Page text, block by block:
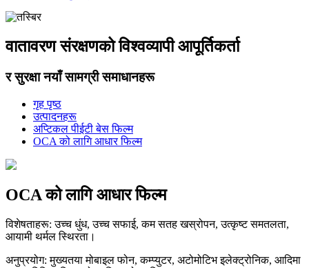
वातावरण संरक्षणको विश्वव्यापी आपूर्तिकर्ता
र सुरक्षा नयाँ सामग्री समाधानहरू
गृह पृष्ठ
उत्पादनहरू
अप्टिकल पीईटी बेस फिल्म
OCA को लागि आधार फिल्म
OCA को लागि आधार फिल्म
विशेषताहरू: उच्च धुंध, उच्च सफाई, कम सतह खस्रोपन, उत्कृष्ट समतलता,
आयामी थर्मल स्थिरता।
अनुप्रयोग: मुख्यतया मोबाइल फोन, कम्प्युटर, अटोमोटिभ इलेक्ट्रोनिक, आदिमा